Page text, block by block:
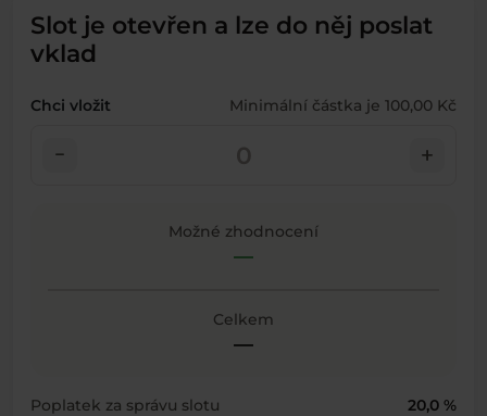
Slot je otevřen a lze do něj poslat
vklad
Chci vložit Minimální částka je 100,00 Kč
check_indeterminate_small add
Možné zhodnocení
—
Celkem
—
Poplatek za správu slotu
20,0 %